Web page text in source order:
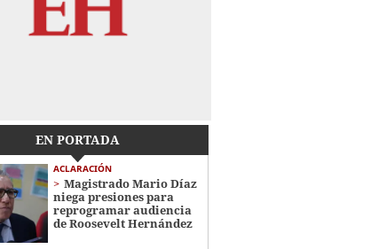
EN PORTADA
ACLARACIÓN
Magistrado Mario Díaz
niega presiones para
reprogramar audiencia
de Roosevelt Hernández